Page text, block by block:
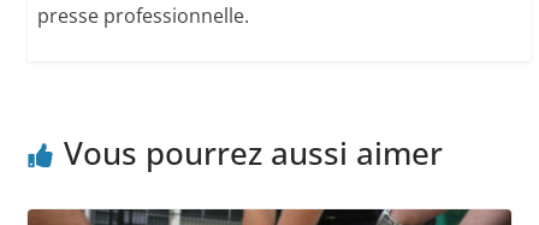
presse professionnelle.
Vous pourrez aussi aimer